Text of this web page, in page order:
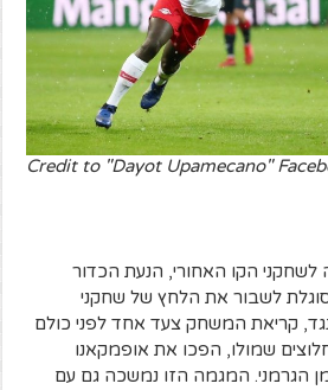
Credit to "Dayot Upamecano"
הקו האחורי, הנעת הכדור
לשבור את הלחץ של שחקני
קריאת המשחק צעד אחד לפני כולם
שמולו, הפכו את אופמקאנו
של המאמן הגרמני. המגמה הזו נמשכה גם עם